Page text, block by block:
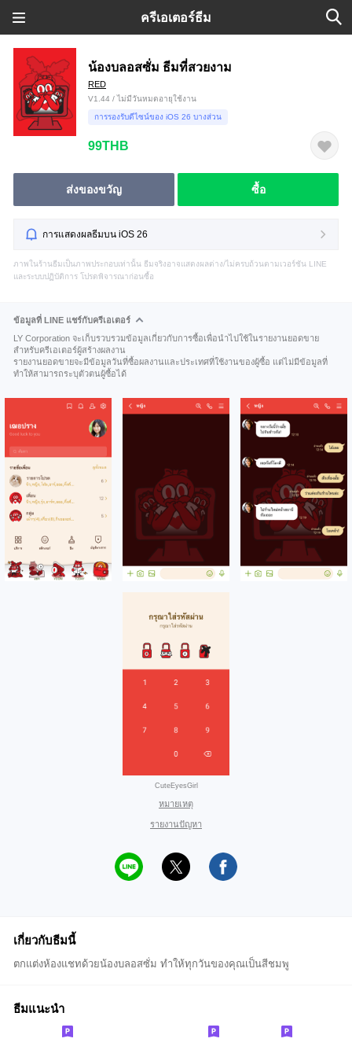
ครีเอเตอร์ธีม
น้องบลอสซั่ม ธีมที่สวยงาม
RED
V1.44 / ไม่มีวันหมดอายุใช้งาน
การรองรับดีไซน์ของ iOS 26 บางส่วน
99THB
ส่งของขวัญ ซื้อ
การแสดงผลธีมบน iOS 26
ภาพในร้านธีมเป็นภาพประกอบเท่านั้น ธีมจริงอาจแสดงผลต่าง/ไม่ครบถ้วนตามเวอร์ชัน LINE
และระบบปฏิบัติการ โปรดพิจารณาก่อนซื้อ
ข้อมูลที่ LINE แชร์กับครีเอเตอร์
LY Corporation จะเก็บรวบรวมข้อมูลเกี่ยวกับการซื้อเพื่อนำไปใช้ในรายงานยอดขาย
สำหรับครีเอเตอร์ผู้สร้างผลงาน
รายงานยอดขายจะมีข้อมูลวันที่ซื้อผลงานและประเทศที่ใช้งานของผู้ซื้อ แต่ไม่มีข้อมูลที่
ทำให้สามารถระบุตัวตนผู้ซื้อได้
CuteEyesGirl
หมายเหตุ
รายงานปัญหา
เกี่ยวกับธีมนี้
ตกแต่งห้องแชทด้วยน้องบลอสซั่ม ทำให้ทุกวันของคุณเป็นสีชมพู
ธีมแนะนำ